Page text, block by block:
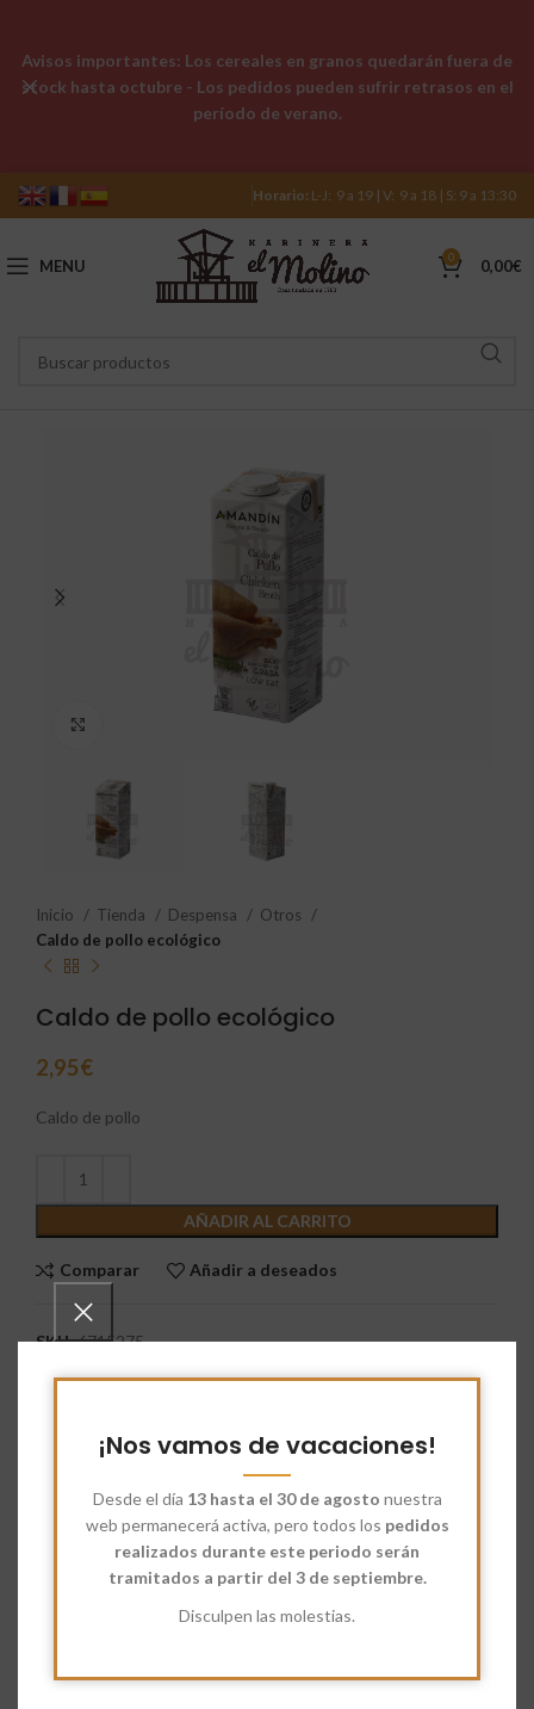
¡Nos vamos de vacaciones!
Desde el día 13 hasta el 30 de agosto nuestra
web permanecerá activa, pero todos los pedidos
realizados durante este periodo serán
tramitados a partir del 3 de septiembre.
Disculpen las molestias.
Horario: L-J: 9 a 19 | V: 9 a 18 | S: 9 a 13:30
MENU 0 0,00€
Inicio Tienda Despensa
Otros
Caldo de pollo ecológico
Caldo de pollo ecológico
2,95€
Caldo de pollo
AÑADIR AL CARRITO
Comparar Añadir a deseados
SKU:6715275
Categorías:Despensa, Otros
caldo de pollo esta compuesto por los siguientes
ingredientes, todos de origen ecológico: agua, carne y grasa
de pollo, hortalizas (apio, cebolla), aceite de oliva virgen extra,
sal marina, almidón, especias (cúrcuma, pimienta, macis,
romero), aroma natural de pollo, extracto natural. Es un caldo
Avisos importantes: Los cereales en granos quedarán fuera de
stock hasta octubre - Los pedidos pueden sufrir retrasos en el
período de verano.